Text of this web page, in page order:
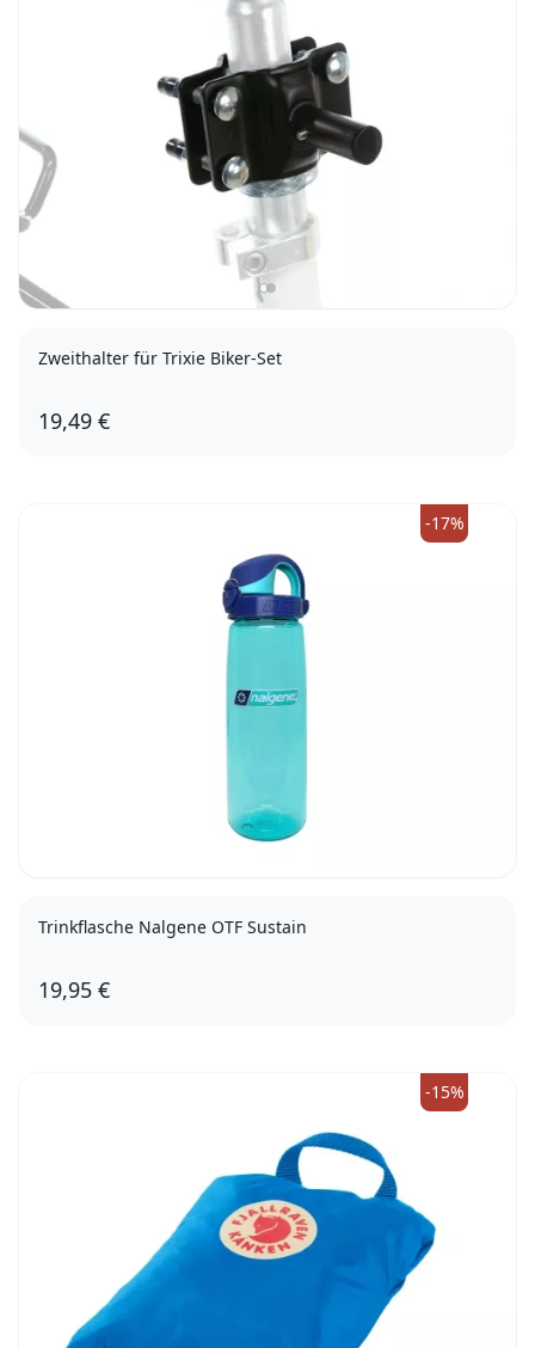
Zweithalter für Trixie Biker-Set
19,49 €
-17%
Trinkflasche Nalgene OTF Sustain
19,95 €
-15%